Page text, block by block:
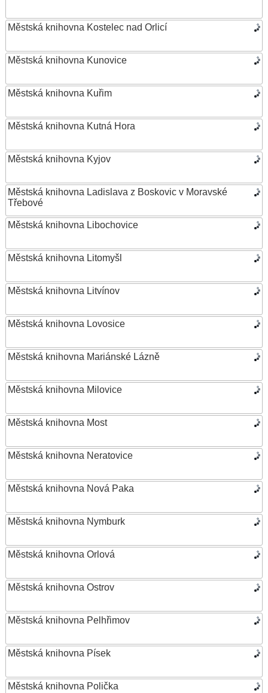
Městská knihovna Kostelec nad Orlicí
Městská knihovna Kunovice
Městská knihovna Kuřim
Městská knihovna Kutná Hora
Městská knihovna Kyjov
Městská knihovna Ladislava z Boskovic v Moravské
Třebové
Městská knihovna Libochovice
Městská knihovna Litomyšl
Městská knihovna Litvínov
Městská knihovna Lovosice
Městská knihovna Mariánské Lázně
Městská knihovna Milovice
Městská knihovna Most
Městská knihovna Neratovice
Městská knihovna Nová Paka
Městská knihovna Nymburk
Městská knihovna Orlová
Městská knihovna Ostrov
Městská knihovna Pelhřimov
Městská knihovna Písek
Městská knihovna Polička